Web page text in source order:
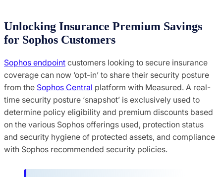
Unlocking Insurance Premium Savings
for Sophos Customers
Sophos endpoint customers looking to secure insurance
coverage can now ‘opt-in’ to share their security posture
from the Sophos Central platform with Measured. A real-
time security posture ‘snapshot’ is exclusively used to
determine policy eligibility and premium discounts based
on the various Sophos offerings used, protection status
and security hygiene of protected assets, and compliance
with Sophos recommended security policies.